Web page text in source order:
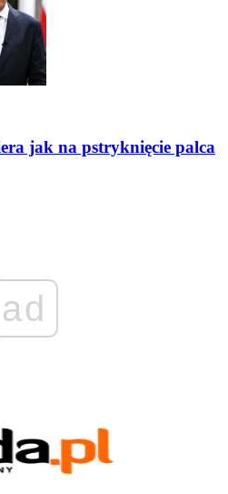
jak na pstryknięcie palca
ad